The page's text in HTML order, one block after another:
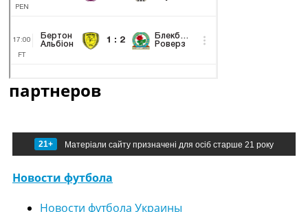
партнеров
21+ Матеріали сайту призначені для осіб старше 21 року
Новости футбола
Новости футбола Украины